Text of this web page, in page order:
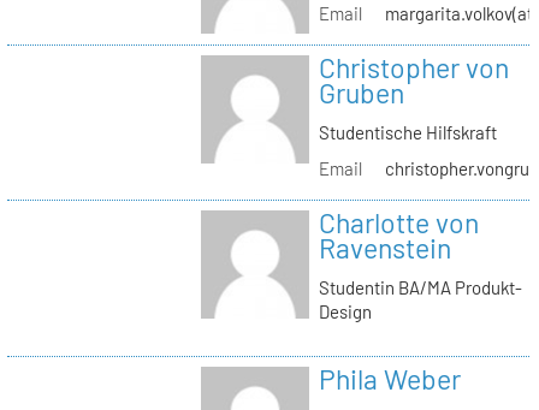
Email
Christopher von
Gruben
Studentische Hilfskraft
Email
Charlotte von
Ravenstein
Studentin BA/MA Produkt-
Design
Phila Weber